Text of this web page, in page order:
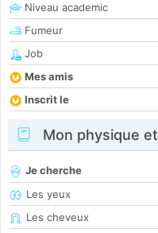
Niveau academic
Fumeur
Job
Mes amis
Inscrit le
Mon physique
Je cherche
Les yeux
Les cheveux